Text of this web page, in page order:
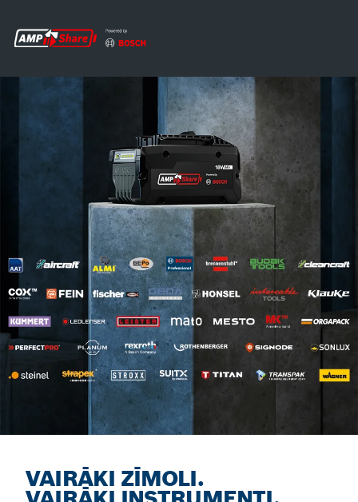
VAIRĀKI ZĪMOLI.